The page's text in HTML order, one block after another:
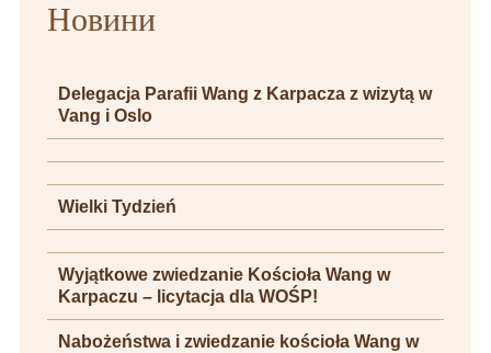
Новини
Delegacja Parafii Wang z Karpacza z wizytą w
Vang i Oslo
Wielki Tydzień
Wyjątkowe zwiedzanie Kościoła Wang w
Karpaczu – licytacja dla WOŚP!
Nabożeństwa i zwiedzanie kościoła Wang w